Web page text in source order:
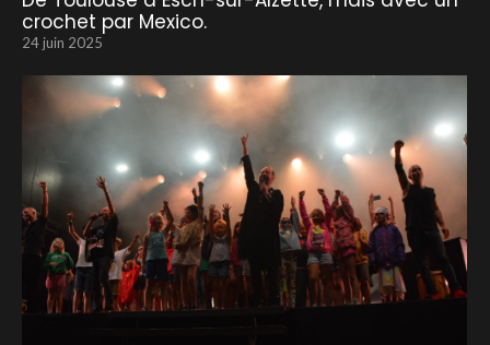
crochet par Mexico.
24 juin 2025